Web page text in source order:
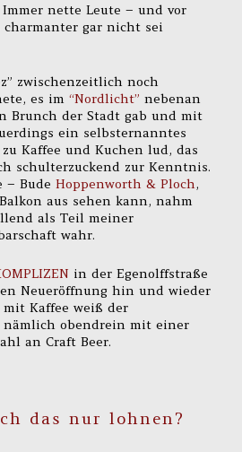
nette Leute – und vor
charmanter gar nicht sei
zwischenzeitlich noch
es im“Nordlicht”nebenan
Brunch der Stadt gab und mit
ein selbsternanntes
Kaffee und Kuchen lud, das
schulterzuckend zur Kenntnis.
– BudeHoppenworth & Ploch,
aus sehen kann, nahm
als Teil meiner
wahr.
in der Egenolffstraße
Neueröffnung hin und wieder
Kaffee weiß der
nämlich obendrein mit einer
an Craft Beer.
das nur lohnen?